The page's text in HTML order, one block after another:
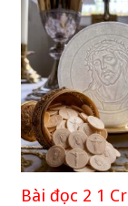
Bài đọc 2 1